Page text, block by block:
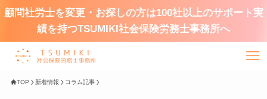
顧問社労士を変更・お探しの方は100社以上のサポート実
績を持つTSUMIKI社会保険労務士事務所へ
TOP 新着情報 コラム記事